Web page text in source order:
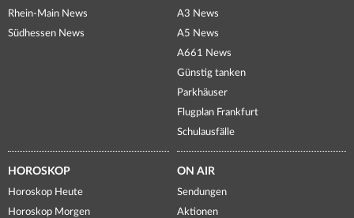
Rhein-Main News
Südhessen News
A3 News
A5 News
A661 News
Günstig tanken
Parkhäuser
Flugplan Frankfurt
Schulausfälle
HOROSKOP
Horoskop Heute
Horoskop Morgen
ON AIR
Sendungen
Aktionen